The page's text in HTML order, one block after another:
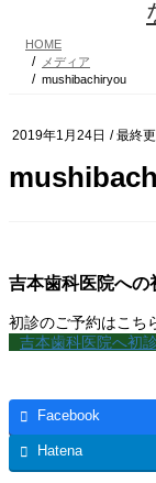
HOME
メディア
mushibachiryou
2019年1月24日 / 最終
吉本歯科医院への
初診のご予約はこち
吉本歯科医院へ初
Facebook
Hatena